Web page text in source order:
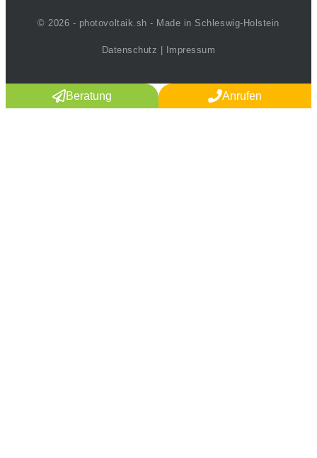
© 2026 - photovoltaik.sh - Made in Schleswig-Holstein
Datenschutz Impressum
Beratung Anrufen